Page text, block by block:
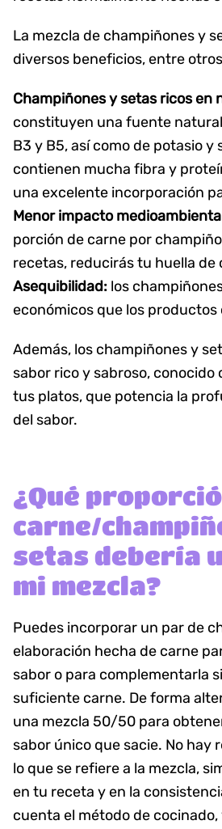
La mezcla de champiñones y
diversos beneficios, entre
Champiñones y setas ricos en
constituyen una fuente
B3 y B5, así como de potasio y
contienen mucha fibra y
una excelente incorporación
Menor impacto
porción de carne por
recetas, reducirás tu huella de
Asequibilidad: los
económicos que los productos
Además, los champiñones y
sabor rico y sabroso, conocido
tus platos, que potencia la
del sabor.
¿Qué
carne/
setas debería
mi mezcla?
Puedes incorporar un par de
elaboración hecha de carne
sabor o para complementarla
suficiente carne. De forma
una mezcla 50/50 para
sabor único que sacie. No hay
lo que se refiere a la mezcla,
en tu receta y en la
cuenta el método de cocinado,